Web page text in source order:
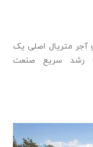
متریال اصلی یک
رشد سریع صنعت